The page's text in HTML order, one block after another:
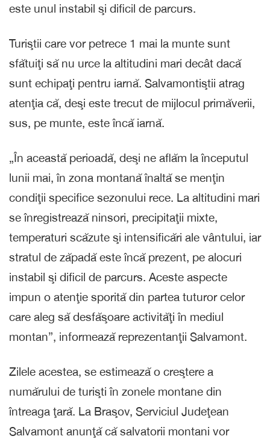
este unul instabil şi dificil de parcurs.
Turiştii care vor petrece 1 mai la munte sunt
sfătuiţi să nu urce la altitudini mari decât dacă
sunt echipaţi pentru iarnă. Salvamontiştii atrag
atenţia că, deşi este trecut de mijlocul primăverii,
sus, pe munte, este încă iarnă.
„În această perioadă, deşi ne aflăm la începutul
lunii mai, în zona montană înaltă se menţin
condiţii specifice sezonului rece. La altitudini mari
se înregistrează ninsori, precipitaţii mixte,
temperaturi scăzute şi intensificări ale vântului, iar
stratul de zăpadă este încă prezent, pe alocuri
instabil şi dificil de parcurs. Aceste aspecte
impun o atenţie sporită din partea tuturor celor
care aleg să desfăşoare activităţi în mediul
montan”, informează reprezentanţii Salvamont.
Zilele acestea, se estimează o creştere a
numărului de turişti în zonele montane din
întreaga ţară. La Braşov, Serviciul Judeţean
Salvamont anunţă că salvatorii montani vor